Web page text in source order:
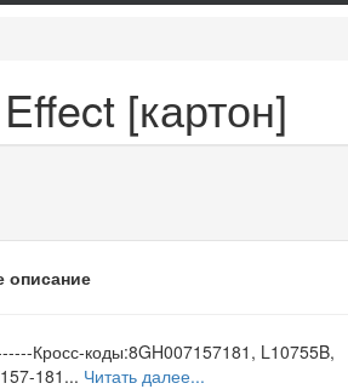
[картон]
описание
Кросс-коды:8GH007157181, L10755B,
181... Читать далее...